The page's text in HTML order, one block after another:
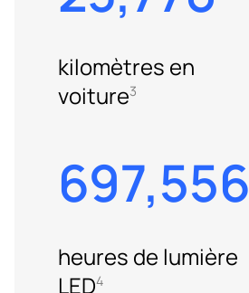
kilomètres en
voiture3
697,556
heures de lumière
LED4